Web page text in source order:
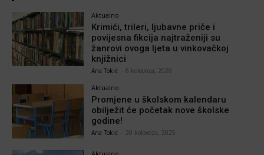
Aktualno
Krimići, trileri, ljubavne priče i
povijesna fikcija najtraženiji su
žanrovi ovoga ljeta u vinkovačkoj
knjižnici
Ana Tokić 6 kolovoza, 2026
Aktualno
Promjene u školskom kalendaru
obilježit će početak nove školske
godine!
Ana Tokić 20 kolovoza, 2025